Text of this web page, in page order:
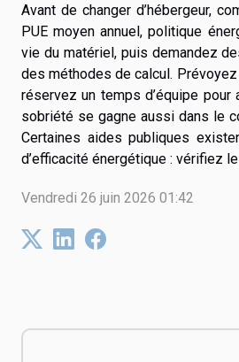
Avant de changer d’hébergeur,
PUE moyen annuel, politique
vie du matériel, puis demandez
des méthodes de calcul. Prévoyez
réservez un temps d’équipe
sobriété se gagne aussi dans le
Certaines aides publiques
d’efficacité énergétique : vérifiez
Vendredi 26 juin 2026 01:42